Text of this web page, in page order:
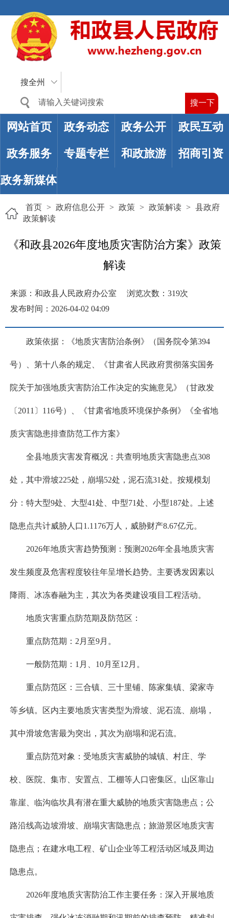
搜全州
网站首页 政务动态 政务公开 政民互动
政务服务 专题专栏 和政旅游 招商引资
政务新媒体
首页 > 政府信息公开 > 政策 > 政策解读 > 县政府
政策解读
《和政县2026年度地质灾害防治方案》政策
解读
来源：和政县人民政府办公室 浏览次数： 319次
发布时间：2026-04-02 04:09
政策依据：《地质灾害防治条例》（国务院令第394
号）、第十八条的规定、《甘肃省人民政府贯彻落实国务
院关于加强地质灾害防治工作决定的实施意见》（甘政发
〔2011〕116号）、《甘肃省地质环境保护条例》《全省地
质灾害隐患排查防范工作方案》
全县地质灾害发育概况：共查明地质灾害隐患点308
处，其中滑坡225处，崩塌52处，泥石流31处。按规模划
分：特大型9处、大型41处、中型71处、小型187处。上述
隐患点共计威胁人口1.1176万人，威胁财产8.67亿元。
2026年地质灾害趋势预测：预测2026年全县地质灾害
发生频度及危害程度较往年呈增长趋势。主要诱发因素以
降雨、冰冻春融为主，其次为各类建设项目工程活动。
地质灾害重点防范期及防范区：
重点防范期：2月至9月。
一般防范期：1月、10月至12月。
重点防范区：三合镇、三十里铺、陈家集镇、梁家寺
等乡镇。区内主要地质灾害类型为滑坡、泥石流、崩塌，
其中滑坡危害最为突出，其次为崩塌和泥石流。
重点防范对象：受地质灾害威胁的城镇、村庄、学
校、医院、集市、安置点、工棚等人口密集区。山区靠山
靠崖、临沟临坎具有潜在重大威胁的地质灾害隐患点；公
路沿线高边坡滑坡、崩塌灾害隐患点；旅游景区地质灾害
隐患点；在建水电工程、矿山企业等工程活动区域及周边
隐患点。
2026年度地质灾害防治工作主要任务：深入开展地质